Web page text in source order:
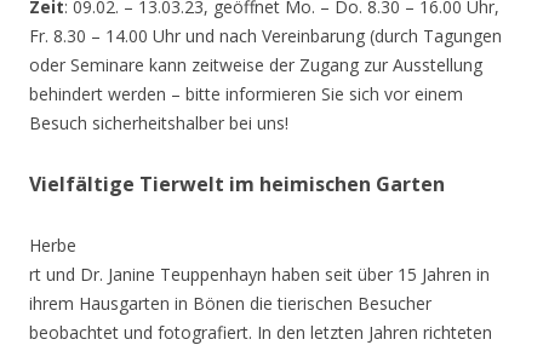
Zeit: 09.02. – 13.03.23, geöffnet Mo. – Do. 8.30 – 16.00 Uhr,
Fr. 8.30 – 14.00 Uhr und nach Vereinbarung (durch Tagungen
oder Seminare kann zeitweise der Zugang zur Ausstellung
behindert werden – bitte informieren Sie sich vor einem
Besuch sicherheitshalber bei uns!
Vielfältige Tierwelt im heimischen Garten
Herbe
rt und Dr. Janine Teuppenhayn haben seit über 15 Jahren in
ihrem Hausgarten in Bönen die tierischen Besucher
beobachtet und fotografiert. In den letzten Jahren richteten